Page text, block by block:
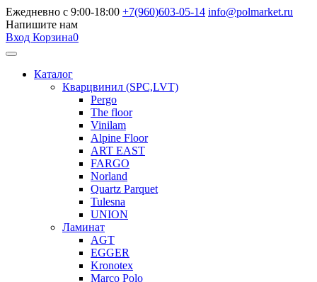
Ежедневно с 9:00-18:00 +7(960)603-05-14 info@polmarket.ru
Напишите нам
Вход Корзина0
Каталог
Кварцвинил (SPC,LVT)
Pergo
The floor
Vinilam
Alpine Floor
ART EAST
FARGO
Norland
Quartz Parquet
Tulesna
UNION
Ламинат
AGT
EGGER
Kronotex
Marco Polo